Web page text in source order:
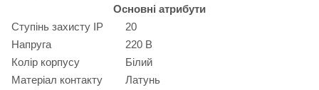
Основні атрибути
Ступінь захисту IP
20
Напруга
220 В
Колір корпусу
Білий
Матеріал контакту
Латунь